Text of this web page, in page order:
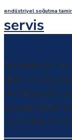
endüstriyel soğutma
servis
Endüstriyel
diğer servis
sertifikasyon,
çözüm odaklı
için yetkili ve